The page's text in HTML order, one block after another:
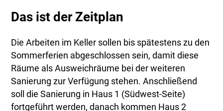
Das ist der Zeitplan
Die Arbeiten im Keller sollen bis spätestens zu den
Sommerferien abgeschlossen sein, damit diese
Räume als Ausweichräume bei der weiteren
Sanierung zur Verfügung stehen. Anschließend
soll die Sanierung in Haus 1 (Südwest-Seite)
fortgeführt werden, danach kommen Haus 2